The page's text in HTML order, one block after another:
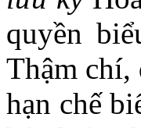
quyền
Thậm chí,
hạn chế